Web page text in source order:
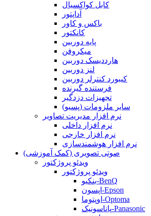
کابل کواکسیال
آداپتور
باکس و کاور
کانکتور
پایه دوربین
میکروفن
هارددیسک دوربین
لنز دوربین
کیبورد کنترلر دوربین
فرستنده گیرنده
تجهیزات دزدگیر
سایر ملزومات (پسیو)
نرم افزار مدیریت تصاویر
نرم افزار داخلی
نرم افزار خارجی
نرم افزار هوشمندسازی
صوتی تصویری (کمک آموزشی)
ویدئو پروژکتور
ویدئو پروژکتور
بنکیو-BenQ
اپسون-Epson
اوپتوما-Optoma
پاناسونیک-Panasonic